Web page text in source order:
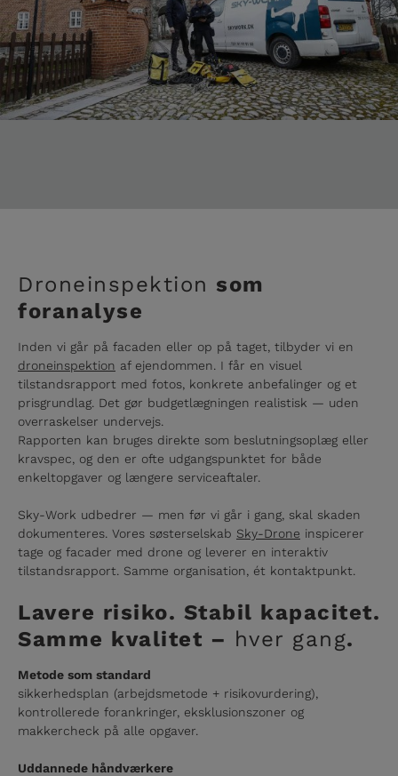
Droneinspektion som
foranalyse
Inden vi går på facaden eller op på taget, tilbyder vi en
droneinspektion af ejendommen. I får en visuel
tilstandsrapport med fotos, konkrete anbefalinger og et
prisgrundlag. Det gør budgetlægningen realistisk — uden
overraskelser undervejs.
Rapporten kan bruges direkte som beslutningsoplæg eller
kravspec, og den er ofte udgangspunktet for både
enkeltopgaver og længere serviceaftaler.
Sky-Work udbedrer — men før vi går i gang, skal skaden
dokumenteres. Vores søsterselskab Sky-Drone inspicerer
tage og facader med drone og leverer en interaktiv
tilstandsrapport. Samme organisation, ét kontaktpunkt.
Lavere risiko. Stabil kapacitet.
Samme kvalitet – hver gang.
Metode som standard
sikkerhedsplan (arbejdsmetode + risikovurdering),
kontrollerede forankringer, eksklusionszoner og
makkercheck på alle opgaver.
Uddannede håndværkere